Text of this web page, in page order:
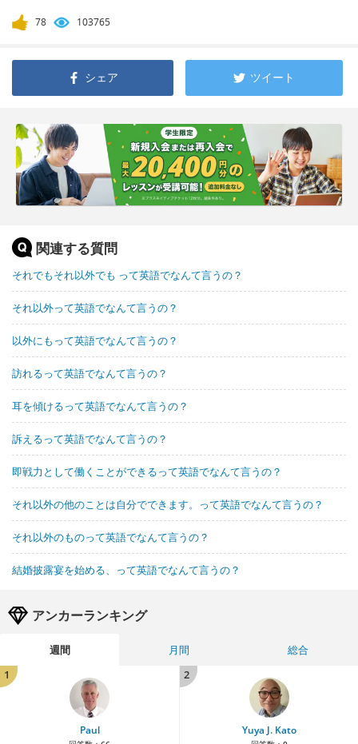
78 103765
シェア ツイート
関連する質問
それでもそれ以外でも って英語でなんて言うの？
それ以外って英語でなんて言うの？
以外にもって英語でなんて言うの？
訪れるって英語でなんて言うの？
耳を傾けるって英語でなんて言うの？
訴えるって英語でなんて言うの？
即戦力として働くことができるって英語でなんて言うの？
それ以外の他のことは自分でできます。って英語でなんて言うの？
それ以外のものって英語でなんて言うの？
結婚披露宴を始める、って英語でなんて言うの？
アンカーランキング
週間 月間
総合
1
Paul
2
Yuya J. Kato